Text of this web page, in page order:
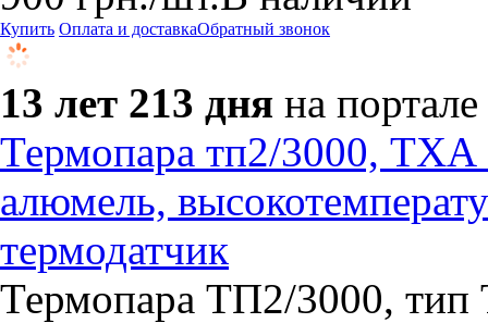
Купить Оплата и доставкаОбратный звонок
13 лет 213 дня на портале
Термопара тп2/3000, ТХА
алюмель,
термодатчик
​Термопара ТП2/3000,